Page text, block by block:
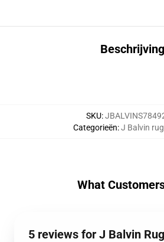
Beschrijving
SKU:
Categorieën:J Balvin
What
5 reviews for J Balvin